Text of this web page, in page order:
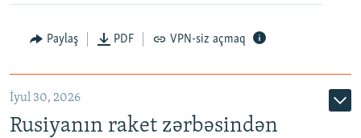
Paylaş PDF VPN-siz açmaq
İyul 30, 2026
Rusiyanın raket zərbəsindən